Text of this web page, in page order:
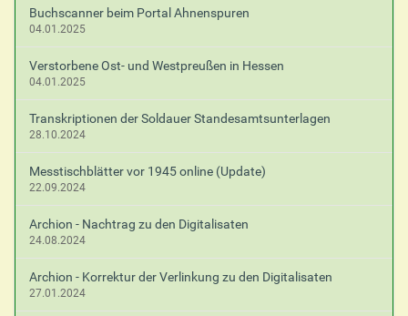
Buchscanner beim Portal Ahnenspuren
04.01.2025
Verstorbene Ost- und Westpreußen in Hessen
04.01.2025
Transkriptionen der Soldauer Standesamtsunterlagen
28.10.2024
Messtischblätter vor 1945 online (Update)
22.09.2024
Archion - Nachtrag zu den Digitalisaten
24.08.2024
Archion - Korrektur der Verlinkung zu den Digitalisaten
27.01.2024